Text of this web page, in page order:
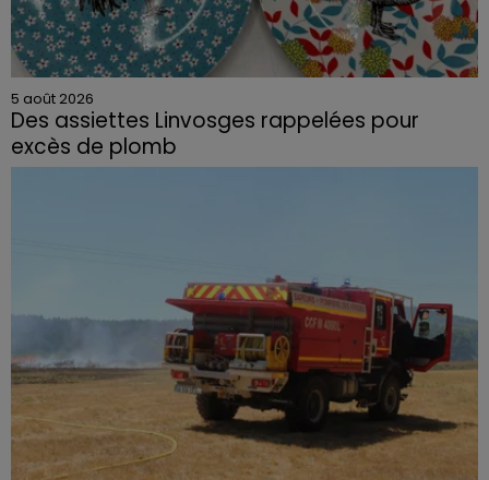
5 août 2026
Des assiettes Linvosges rappelées pour
excès de plomb
Du plomb a été détecté dans deux assiettes en